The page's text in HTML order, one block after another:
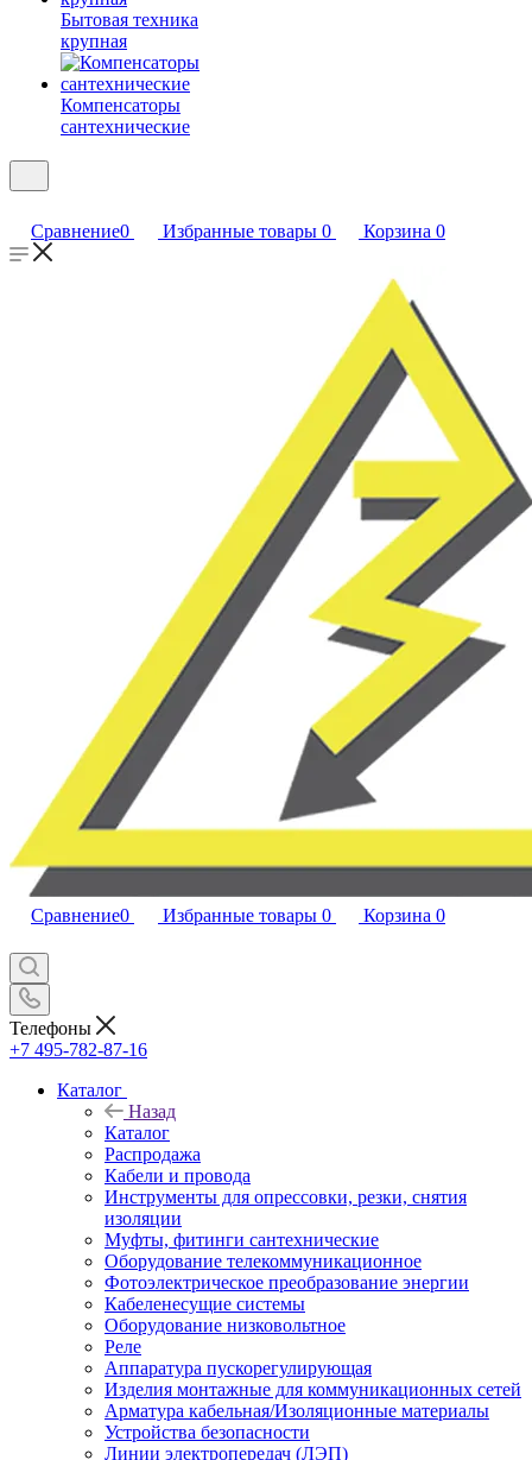
Бытовая техника
крупная
Компенсаторы
сантехнические
Сравнение0 Избранные товары 0 Корзина 0
Сравнение0 Избранные товары 0 Корзина 0
Телефоны
+7 495-782-87-16
Каталог
Назад
Каталог
Распродажа
Кабели и провода
Инструменты для опрессовки, резки, снятия
изоляции
Муфты, фитинги сантехнические
Оборудование телекоммуникационное
Фотоэлектрическое преобразование энергии
Кабеленесущие системы
Оборудование низковольтное
Реле
Аппаратура пускорегулирующая
Изделия монтажные для коммуникационных сетей
Арматура кабельная/Изоляционные материалы
Устройства безопасности
Линии электропередач (ЛЭП)